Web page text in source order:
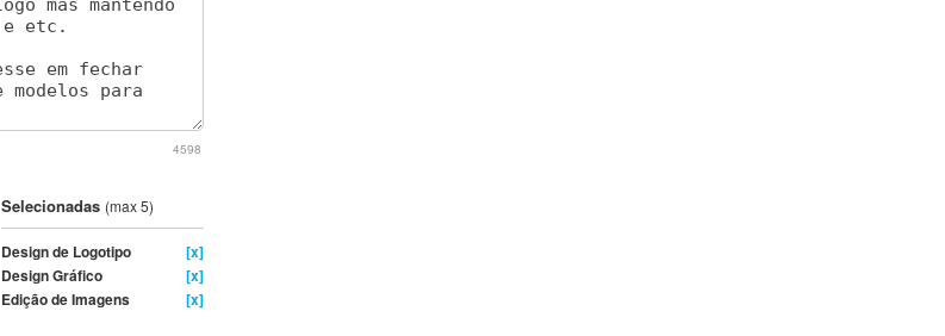
4598
Selecionadas (max 5)
Design de Logotipo
[x]
Design Gráfico
[x]
Edição de Imagens
[x]